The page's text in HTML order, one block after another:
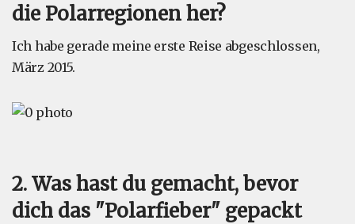
die Polarregionen her?
Ich habe gerade meine erste Reise abgeschlossen,
März 2015.
2. Was hast du gemacht, bevor
dich das "Polarfieber" gepackt